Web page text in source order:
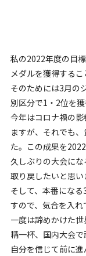
私の2022年度の目
メダルを獲得するこ
そのためには3月の
別区分で1・2位を獲
今年はコロナ禍の
ますが、それでも
た。この成果を
久しぶりの大会に
取り戻したいと思い
そして、本番にな
すので、気合を入れ
一度は諦めかけた世
精一杯、国内大会で
自分を信じて前に